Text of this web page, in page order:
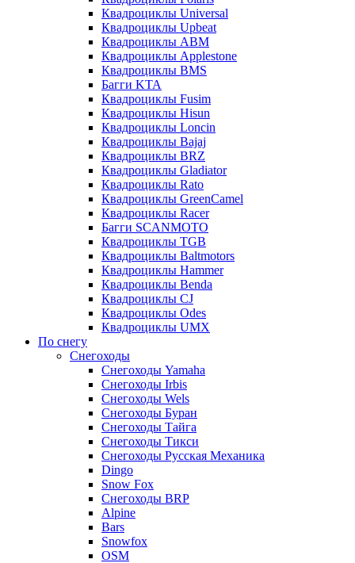
Квадроциклы Universal
Квадроциклы Upbeat
Квадроциклы ABM
Квадроциклы Applestone
Квадроциклы BMS
Багги KTA
Квадроциклы Fusim
Квадроциклы Hisun
Квадроциклы Loncin
Квадроциклы Bajaj
Квадроциклы BRZ
Квадроциклы Gladiator
Квадроциклы Rato
Квадроциклы GreenCamel
Квадроциклы Racer
Багги SCANMOTO
Квадроциклы TGB
Квадроциклы Baltmotors
Квадроциклы Hammer
Квадроциклы Benda
Квадроциклы CJ
Квадроциклы Odes
Квадроциклы UMX
По снегу
Снегоходы
Снегоходы Yamaha
Снегоходы Irbis
Снегоходы Wels
Снегоходы Буран
Снегоходы Тайга
Снегоходы Тикси
Снегоходы Русская Механика
Dingo
Snow Fox
Снегоходы BRP
Alpine
Bars
Snowfox
OSM